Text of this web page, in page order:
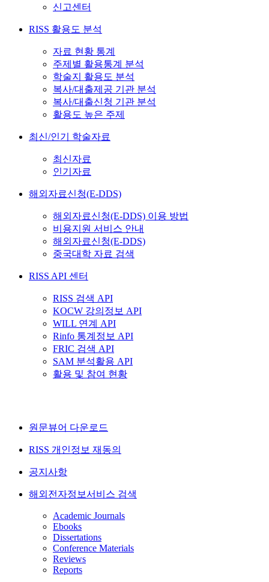
신고센터
RISS 활용도 분석
자료 현황 통계
주제별 활용통계 분석
학술지 활용도 분석
복사/대출제공 기관 분석
복사/대출신청 기관 분석
활용도 높은 주제
최신/인기 학술자료
최신자료
인기자료
해외자료신청(E-DDS)
해외자료신청(E-DDS) 이용 방법
비용지원 서비스 안내
해외자료신청(E-DDS)
중국대학 자료 검색
RISS API 센터
RISS 검색 API
KOCW 강의정보 API
WILL 연계 API
Rinfo 통계정보 API
FRIC 검색 API
SAM 분석활용 API
활용 및 참여 현황
원문뷰어 다운로드
RISS 개인정보 재동의
공지사항
해외전자정보서비스 검색
Academic Journals
Ebooks
Dissertations
Conference Materials
Reviews
Reports